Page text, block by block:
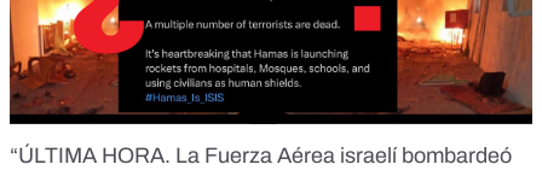
“ÚLTIMA HORA. La Fuerza Aérea israelí bombardeó